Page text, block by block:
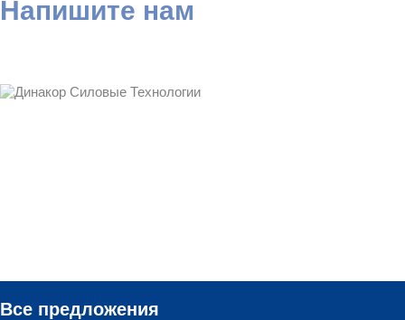
Напишите нам
Все предложения